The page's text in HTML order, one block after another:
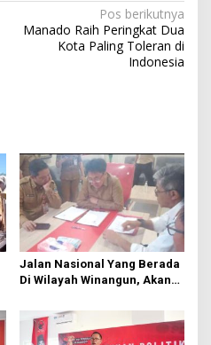
Pos berikutnya
Manado Raih Peringkat Dua
Kota Paling Toleran di
Indonesia
Jalan Nasional Yang Berada
Di Wilayah Winangun, Akan